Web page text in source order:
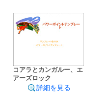
コアラとカンガルー、エ
アーズロック
詳細を見る